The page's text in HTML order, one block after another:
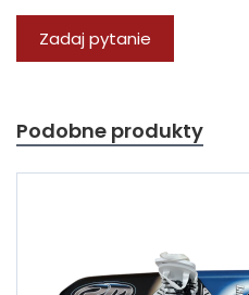
Zadaj pytanie
Podobne produkty